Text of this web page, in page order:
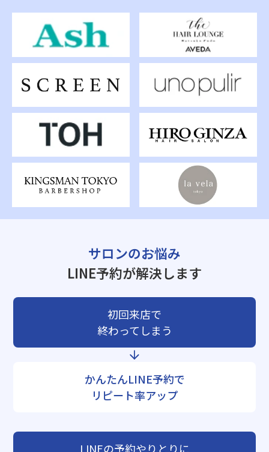
サロンのお悩み
LINE予約が解決します
初回来店で
終わってしまう
かんたんLINE予約で
リピート率アップ
LINEの予約やりとりに